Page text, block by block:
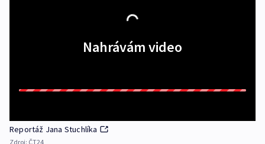
Nahrávám video
Reportáž Jana Stuchlíka
Zdroj: ČT24